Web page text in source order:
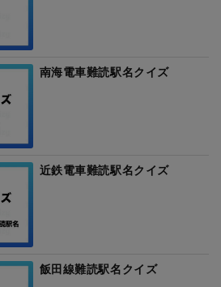
南海電車難読駅名クイズ
近鉄電車難読駅名クイズ
飯田線難読駅名クイズ